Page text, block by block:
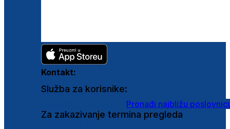
Kontakt:
Služba za korisnike:
Pronađi najbližu
Za zakazivanje termina pregleda